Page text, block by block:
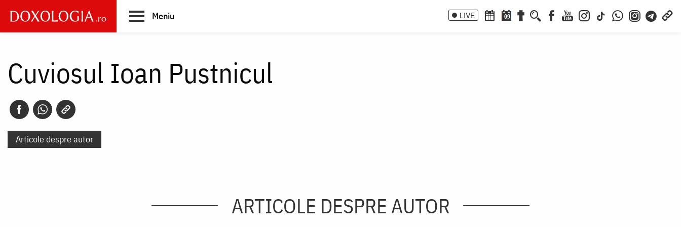
main
Meniu LIVE 09
Cuviosul Ioan Pustnicul
Articole despre autor
ARTICOLE DESPRE AUTOR